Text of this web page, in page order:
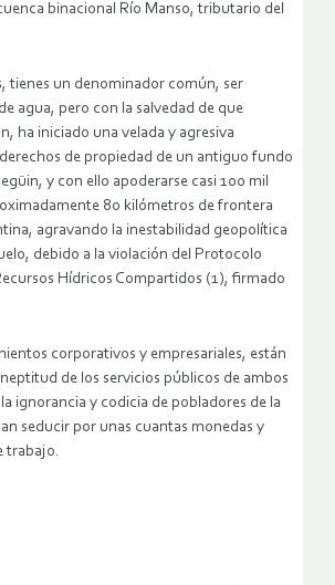
binacional Río Manso, tributario del
tienes un denominador común, ser
agua, pero con la salvedad de que
ha iniciado una velada y agresiva
de propiedad de un antiguo fundo
y con ello apoderarse casi 100 mil
80 kilómetros de frontera
agravando la inestabilidad geopolítica
debido a la violación del Protocolo
Hídricos Compartidos (1), firmado
corporativos y empresariales, están
de los servicios públicos de ambos
ignorancia y codicia de pobladores de la
seducir por unas cuantas monedas y
trabajo.